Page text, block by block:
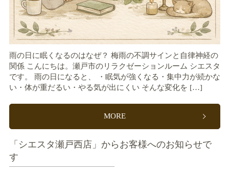
雨の日に眠くなるのはなぜ？ 梅雨の不調サインと自律神経の
関係 こんにちは。瀬戸市のリラクゼーションルーム シエスタ
です。 雨の日になると、 ・眠気が強くなる・集中力が続かな
い・体が重だるい・やる気が出にくい そんな変化を […]
MORE
「シエスタ瀬戸西店」からお客様へのお知らせで
す